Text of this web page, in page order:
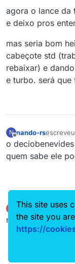
agora o lance da
e deixo pros
mas seria bom
cabeçote std
rebaixar) e
e turbo. será que
N
Offline
nando-rs
última
o
quem sabe ele
Offline
AkUbAescreveu
no aguardo…..
This site uses
the site you
https://